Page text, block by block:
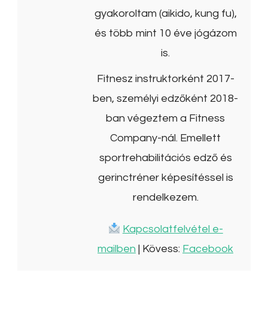
gyakoroltam (aikido, kung fu),
és több mint 10 éve jógázom
is.
Fitnesz instruktorként 2017-
ben, személyi edzőként 2018-
ban végeztem a Fitness
Company-nál. Emellett
sportrehabilitációs edző és
gerinctréner képesítéssel is
rendelkezem.
Kapcsolatfelvétel e-
mailben | Kövess: Facebook